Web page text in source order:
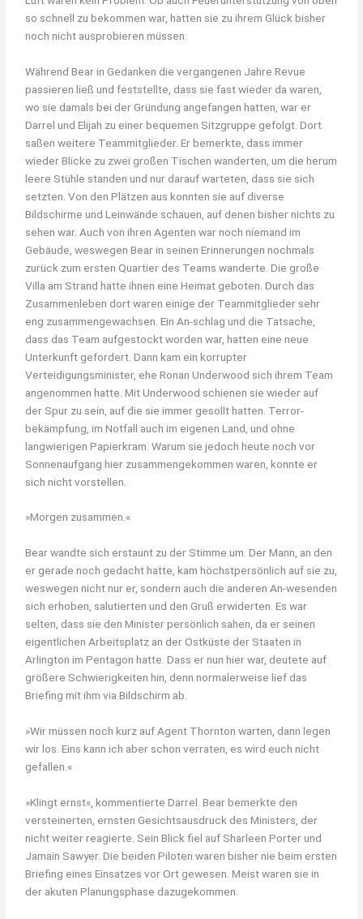
so schnell zu bekommen war, hatten sie zu ihrem Glück bisher
noch nicht ausprobieren müssen.
Während Bear in Gedanken die vergangenen Jahre Revue
passieren ließ und feststellte, dass sie fast wieder da waren,
wo sie damals bei der Gründung angefangen hatten, war er
Darrel und Elijah zu einer bequemen Sitzgruppe gefolgt. Dort
saßen weitere Teammitglieder. Er bemerkte, dass immer
wieder Blicke zu zwei großen Tischen wanderten, um die herum
leere Stühle standen und nur darauf warteten, dass sie sich
setzten. Von den Plätzen aus konnten sie auf diverse
Bildschirme und Leinwände schauen, auf denen bisher nichts zu
sehen war. Auch von ihren Agenten war noch niemand im
Gebäude, weswegen Bear in seinen Erinnerungen nochmals
zurück zum ersten Quartier des Teams wanderte. Die große
Villa am Strand hatte ihnen eine Heimat geboten. Durch das
Zusammenleben dort waren einige der Teammitglieder sehr
eng zusammengewachsen. Ein An-schlag und die Tatsache,
dass das Team aufgestockt worden war, hatten eine neue
Unterkunft gefordert. Dann kam ein korrupter
Verteidigungsminister, ehe Ronan Underwood sich ihrem Team
angenommen hatte. Mit Underwood schienen sie wieder auf
der Spur zu sein, auf die sie immer gesollt hatten. Terror-
bekämpfung, im Notfall auch im eigenen Land, und ohne
langwierigen Papierkram. Warum sie jedoch heute noch vor
Sonnenaufgang hier zusammengekommen waren, konnte er
sich nicht vorstellen.
»Morgen zusammen.«
Bear wandte sich erstaunt zu der Stimme um. Der Mann, an den
er gerade noch gedacht hatte, kam höchstpersönlich auf sie zu,
weswegen nicht nur er, sondern auch die anderen An-wesenden
sich erhoben, salutierten und den Gruß erwiderten. Es war
selten, dass sie den Minister persönlich sahen, da er seinen
eigentlichen Arbeitsplatz an der Ostküste der Staaten in
Arlington im Pentagon hatte. Dass er nun hier war, deutete auf
größere Schwierigkeiten hin, denn normalerweise lief das
Briefing mit ihm via Bildschirm ab.
»Wir müssen noch kurz auf Agent Thornton warten, dann legen
wir los. Eins kann ich aber schon verraten, es wird euch nicht
gefallen.«
»Klingt ernst«, kommentierte Darrel. Bear bemerkte den
versteinerten, ernsten Gesichtsausdruck des Ministers, der
nicht weiter reagierte. Sein Blick fiel auf Sharleen Porter und
Jamain Sawyer. Die beiden Piloten waren bisher nie beim ersten
Briefing eines Einsatzes vor Ort gewesen. Meist waren sie in
der akuten Planungsphase dazugekommen.